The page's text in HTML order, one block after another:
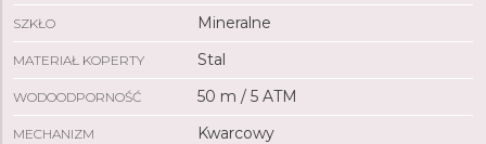
SZKŁO Mineralne
MATERIAŁ KOPERTY Stal
WODOODPORNOŚĆ 50 m / 5 ATM
MECHANIZM Kwarcowy